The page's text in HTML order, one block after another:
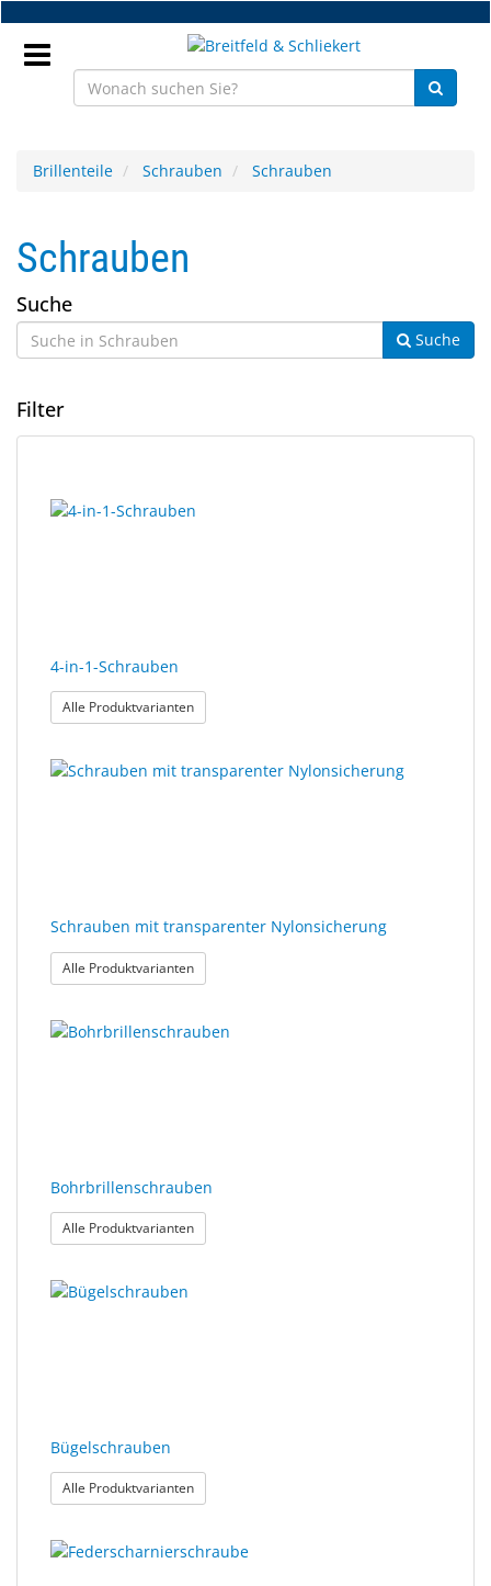
Zum
Hauptinhalt
springen
NEU
Brillenteile
Handelsware
Sonne
JustMILO
NEED
YOU
SALE
Brillenteile Schrauben Schrauben
Schrauben
Suche
Suche
Filter
Ergebnisse
gerendert.
4-in-1-Schrauben
Alle Produktvarianten: 4-in-1-Schrauben
Schrauben mit transparenter Nylonsicherung
Alle Produktvarianten: Schrauben mit transparenter Nylonsicherung
Bohrbrillenschrauben
Alle Produktvarianten: Bohrbrillenschrauben
Bügelschrauben
Alle Produktvarianten: Bügelschrauben